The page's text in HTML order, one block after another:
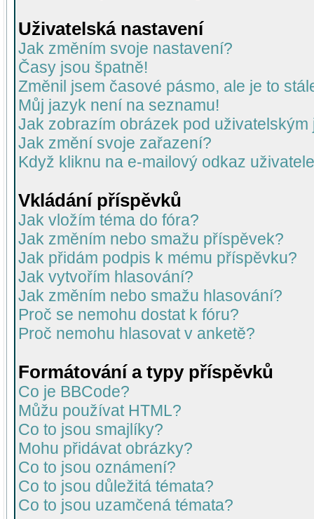
Uživatelská nastavení
Jak změním svoje nastavení?
Časy jsou špatně!
Změnil jsem časové pásmo, ale je to
Můj jazyk není na seznamu!
Jak zobrazím obrázek pod uživatelským
Jak změní svoje zařazení?
Když kliknu na e-mailový odkaz
Vkládání příspěvků
Jak vložím téma do fóra?
Jak změním nebo smažu příspěvek?
Jak přidám podpis k mému příspěvku?
Jak vytvořím hlasování?
Jak změním nebo smažu hlasování?
Proč se nemohu dostat k fóru?
Proč nemohu hlasovat v anketě?
Formátování a typy příspěvků
Co je BBCode?
Můžu používat HTML?
Co to jsou smajlíky?
Mohu přidávat obrázky?
Co to jsou oznámení?
Co to jsou důležitá témata?
Co to jsou uzamčená témata?